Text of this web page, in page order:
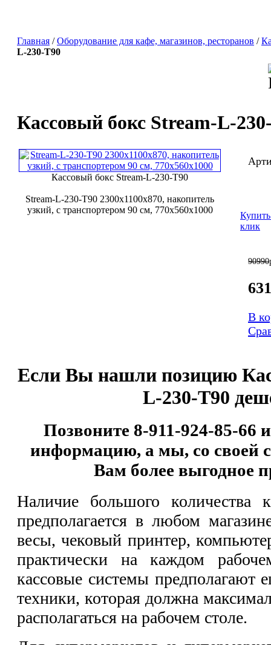
Главная /Оборудование для кафе, магазинов, ресторанов /
L-230-Т90
Кассовый бокс Stream-L-
Кассовый бокс Stream-L-230-Т90
Stream-L-230-Т90 2300х1100х870, накопитель
узкий, с транспортером 90 см, 770х560х1000
клик
90990
В
Если Вы нашли позицию
L-230-Т90
Позвоните 8-911-924-85-66
информацию, а мы, со своей
Вам более выгодное
Наличие большого количества
предполагается в любом
весы, чековый принтер,
практически на каждом
кассовые системы предполагают
техники, которая должна
располагаться на рабочем столе.